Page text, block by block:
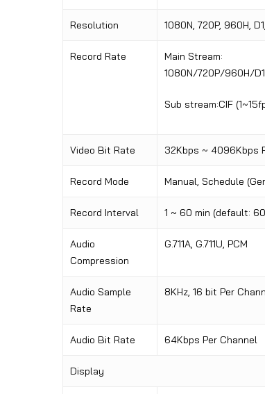
Resolution 1080N, 720P, 960H,
Record Rate
Main Stream:
1080N/720P/960H/
Sub stream:CIF
Video Bit Rate 32Kbps ~ 4096Kbps
Record Mode Manual, Schedule
Record Interval 1 ~ 60 min (default:
Audio
Compression
G.711A, G.711U, PCM
Audio Sample
Rate
8KHz, 16 bit Per
Audio Bit Rate 64Kbps Per Channel
Display